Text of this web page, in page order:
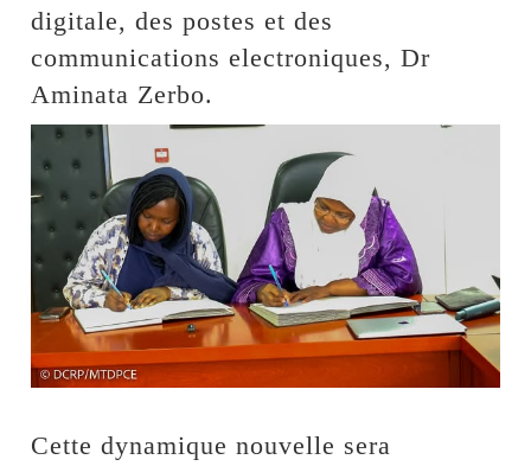
digitale, des postes et des
communications electroniques, Dr
Aminata Zerbo.
Cette dynamique nouvelle sera